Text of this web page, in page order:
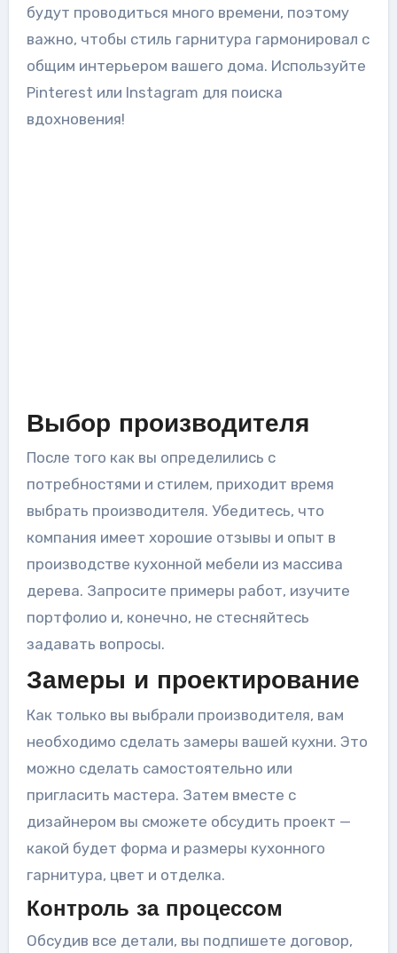
будут проводиться много времени, поэтому
важно, чтобы стиль гарнитура гармонировал с
общим интерьером вашего дома. Используйте
Pinterest или Instagram для поиска
вдохновения!
Выбор производителя
После того как вы определились с
потребностями и стилем, приходит время
выбрать производителя. Убедитесь, что
компания имеет хорошие отзывы и опыт в
производстве кухонной мебели из массива
дерева. Запросите примеры работ, изучите
портфолио и, конечно, не стесняйтесь
задавать вопросы.
Замеры и проектирование
Как только вы выбрали производителя, вам
необходимо сделать замеры вашей кухни. Это
можно сделать самостоятельно или
пригласить мастера. Затем вместе с
дизайнером вы сможете обсудить проект —
какой будет форма и размеры кухонного
гарнитура, цвет и отделка.
Контроль за процессом
Обсудив все детали, вы подпишете договор,